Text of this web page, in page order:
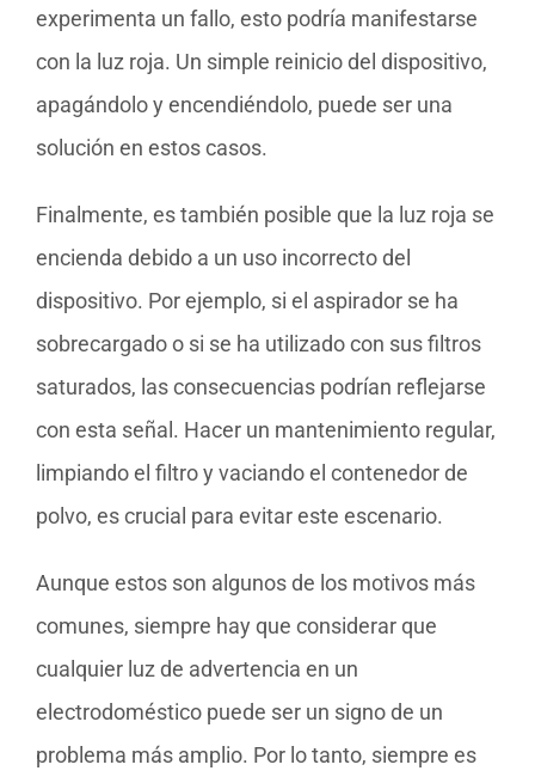
experimenta un fallo, esto podría manifestarse
con la luz roja. Un simple reinicio del dispositivo,
apagándolo y encendiéndolo, puede ser una
solución en estos casos.
Finalmente, es también posible que la luz roja se
encienda debido a un uso incorrecto del
dispositivo. Por ejemplo, si el aspirador se ha
sobrecargado o si se ha utilizado con sus filtros
saturados, las consecuencias podrían reflejarse
con esta señal. Hacer un mantenimiento regular,
limpiando el filtro y vaciando el contenedor de
polvo, es crucial para evitar este escenario.
Aunque estos son algunos de los motivos más
comunes, siempre hay que considerar que
cualquier luz de advertencia en un
electrodoméstico puede ser un signo de un
problema más amplio. Por lo tanto, siempre es